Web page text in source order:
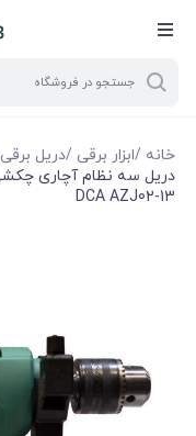
خانه /ابزار برقی /دریل برقی
DCA AZJ02-13